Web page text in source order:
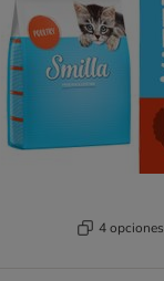
4 opciones